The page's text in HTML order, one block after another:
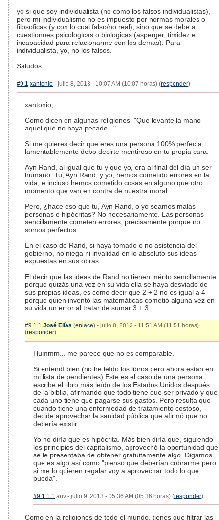
yo si que soy individualista (no como los falsos individualistas),
pero mi individualismo no es impuesto por normas morales o
filosoficas (y con lo cual falso/no real), sino que se debe a
cuestionoes psicologicas o biologicas (asperger, timidez e
incapacidad para relacionarme con los demas). Para
individualista, yo, no los falsos.
Saludos.
#9.1 xantonio - julio 8, 2013 - 10:07 AM (10:07 horas) (responder)
xantonio,
Como dicen en algunas religiones: "Que levante la mano
aquel que no haya pecado..."
Si me quieres decir que eres una persona 100% perfecta,
lamentablemente debo decirte mentiroso en tu propia cara.
Ayn Rand, al igual que tu y que yo, era al final del día un ser
humano. Tu, Ayn Rand, y yo, hemos cometido errores en la
vida, e incluso hemos cometido cosas en alguno que otro
momento que van en contra de nuestra moral.
Pero, ¿hace eso que tu, Ayn Rand, o yo seamos malas
personas e hipócritas? No necesariamente. Las personas
sencillamente cometen errores, precisamente porque no
somos perfectos.
En el caso de Rand, si haya tomado o no asistencia del
gobierno, no niega ni invalidad en lo absoluto sus ideas
expuestas en sus obras.
El decir que las ideas de Rand no tienen mérito sencillamente
porque quizás una vez en su vida ella se haya desviado de
sus propias ideas, es como decir que 2 + 2 no es igual a 4
porque quien inventó las matemáticas cometió alguna vez en
su vida un error al tratar de sumar 3 + 3...
#9.1.1 José Elías (enlace) - julio 8, 2013 - 11:51 AM (11:51 horas)
(responder)
Hummm... me parece que no es comparable.
Si entendí bien (no he leído los libros pero ahora estan en
mi lista de pendientes) Este es el caso de una persona
escribe el libro más leído de los Estados Unidos después
de la biblia, afirmando que todo tiene que ser privado y que
cada uno tiene que pagarse sus gastos. Pero resulta que
cuando tiene una enfermedad de tratamiento costoso,
decide aprovechar la sanidad pública que afirmó que no
debería existir.
Yo no diría que es hipócrita. Más bien diría que, siguiendo
los principios del capitalismo, aprovechó la oportunidad que
se le presentaba de obtener gratuitamente algo. Digamos
que es algo así como "pienso que deberían cobrarme pero
si me lo quieren regalar voy a aprovechar todo lo que
pueda".
#9.1.1.1 anv - julio 9, 2013 - 05:36 AM (05:36 horas) (responder)
Como en la religiones de todo el mundo, tienes que filtrar las